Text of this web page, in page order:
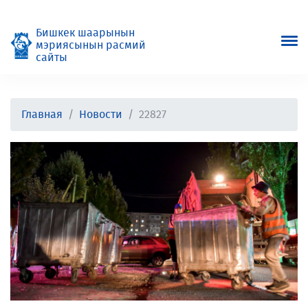
Бишкек шаарынын
мэриясынын расмий
сайты
Главная Новости 22827